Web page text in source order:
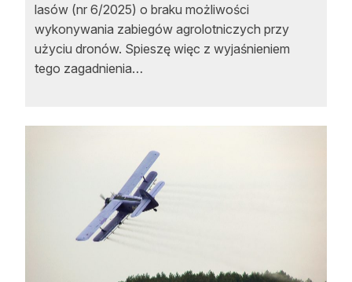
lasów (nr 6/2025) o braku możliwości
wykonywania zabiegów agrolotniczych przy
użyciu dronów. Spieszę więc z wyjaśnieniem
tego zagadnienia…